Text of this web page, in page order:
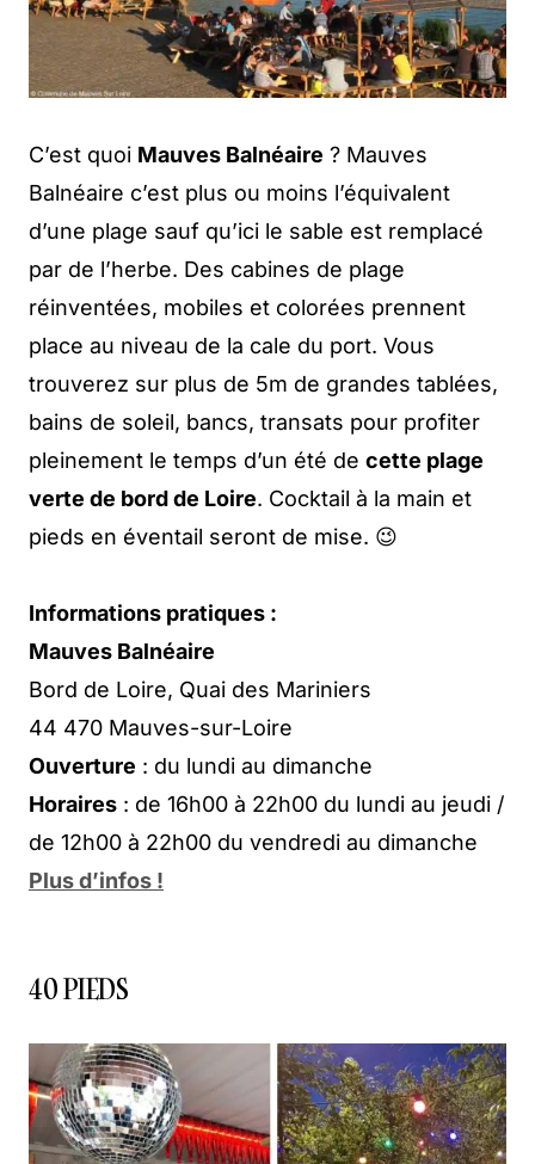
C’est quoi Mauves Balnéaire ? Mauves
Balnéaire c’est plus ou moins l’équivalent
d’une plage sauf qu’ici le sable est remplacé
par de l’herbe. Des cabines de plage
réinventées, mobiles et colorées prennent
place au niveau de la cale du port. Vous
trouverez sur plus de 5m de grandes tablées,
bains de soleil, bancs, transats pour profiter
pleinement le temps d’un été de cette plage
verte de bord de Loire. Cocktail à la main et
pieds en éventail seront de mise. 😉
Informations pratiques :
Mauves Balnéaire
Bord de Loire, Quai des Mariniers
44 470 Mauves-sur-Loire
Ouverture : du lundi au dimanche
Horaires : de 16h00 à 22h00 du lundi au jeudi /
de 12h00 à 22h00 du vendredi au dimanche
Plus d’infos !
40 PIEDS